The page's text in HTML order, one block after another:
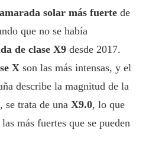
solar más fuerte de
que no se había
de clase X9 desde 2017.
X son las más intensas, y el
describe la magnitud de la
se trata de una X9.0, lo que
más fuertes que se pueden